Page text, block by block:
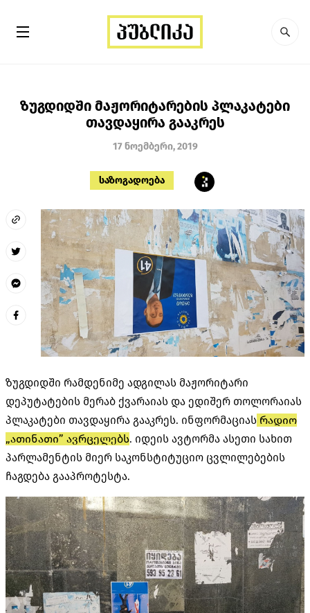
ზუგდიდში მაჟორიტარების პლაკატები
თავდაყირა გააკრეს
17 ნოემბერი, 2019
საზოგადოება
ზუგდიდში რამდენიმე ადგილას მაჟორიტარი
დეპუტატების მერაბ ქვარაიას და ედიშერ თოლორაიას
პლაკატები თავდაყირა გააკრეს. ინფორმაციას რადიო
„ათინათი” ავრცელებს. იდეის ავტორმა ასეთი სახით
პარლამენტის მიერ საკონსტიტუციო ცვლილებების
ჩაგდება გააპროტესტა.